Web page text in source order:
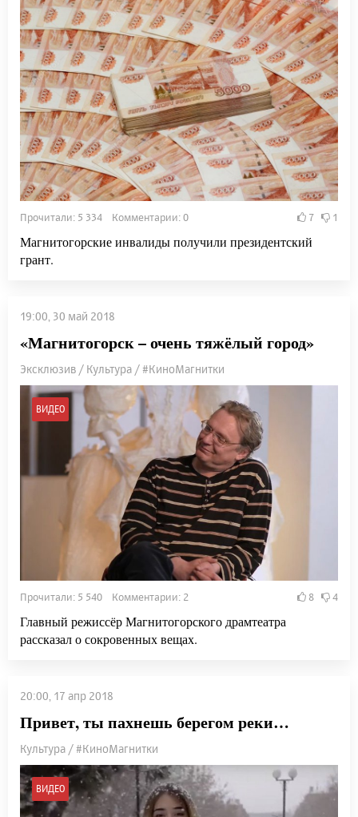
Прочитали: 5 334 Комментарии: 0 7 1
Магнитогорские инвалиды получили президентский
грант.
19:00, 30 май 2018
«Магнитогорск – очень тяжёлый город»
Эксклюзив / Культура / #КиноМагнитки
ВИДЕО
Прочитали: 5 540 Комментарии: 2 8 4
Главный режиссёр Магнитогорского драмтеатра
рассказал о сокровенных вещах.
20:00, 17 апр 2018
Привет, ты пахнешь берегом реки…
Культура / #КиноМагнитки
ВИДЕО